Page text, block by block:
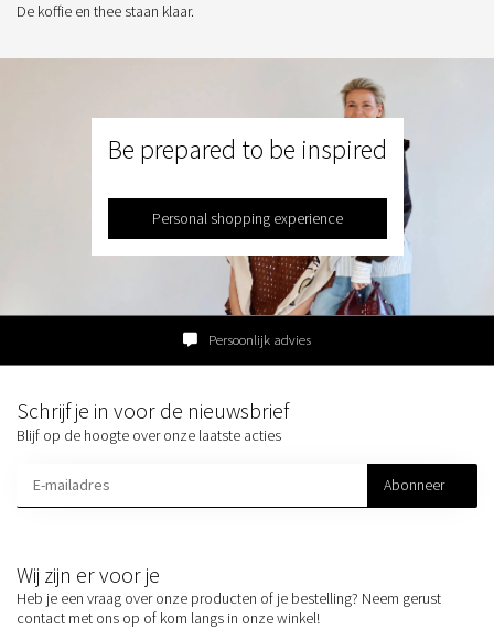
De koffie en thee staan klaar.
Be prepared to be inspired
Personal shopping experience
Persoonlijk advies
Wij zijn er voor je
Heb je een vraag over onze producten of je bestelling? Neem gerust
contact met ons op of kom langs in onze winkel!
Schrijf je in voor de nieuwsbrief
Blijf op de hoogte over onze laatste acties
Abonneer